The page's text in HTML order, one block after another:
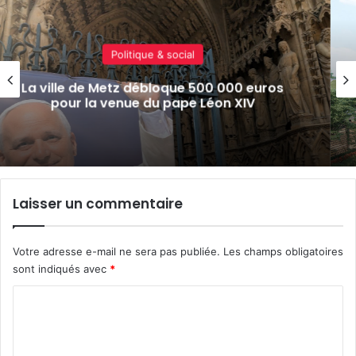
Actualité locale & société
Le futur hôpital de Maizières-lès-
conçu pour faire face aux
Laisser un commentaire
Votre adresse e-mail ne sera pas publiée. Les champs obligatoires
sont indiqués avec *